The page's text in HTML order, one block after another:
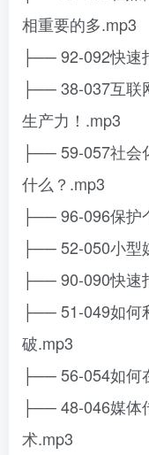
相重要的多.mp3
├── 92-092快速
├── 38-037互联
生产力！.mp3
├── 59-057社会
什么？.mp3
├── 96-096保护
├── 52-050小型
├── 90-090快速
├── 51-049如何
破.mp3
├── 56-054如何
├── 48-046媒体
术.mp3